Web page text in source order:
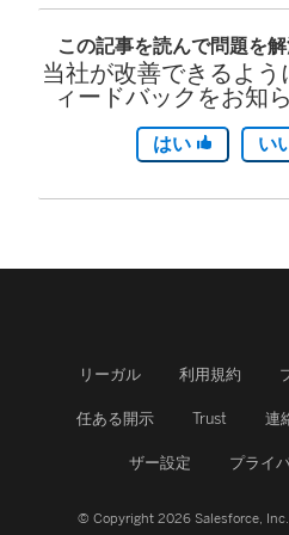
この記事を読んで問題を
当社が改善できるよう
ィードバックをお知
はい い
リーガル 利用規約
任ある開示 Trust 連
ザー設定 プライ
© Copyright 2026 Salesforce, Inc.